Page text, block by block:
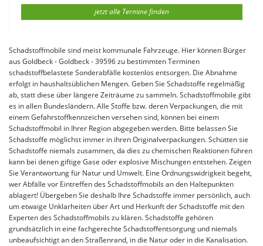
jetzt alle Termine finden
Schadstoffmobile sind meist kommunale Fahrzeuge. Hier können Bürger
aus Goldbeck - Goldbeck - 39596 zu bestimmten Terminen
schadstoffbelastete Sonderabfälle kostenlos entsorgen. Die Abnahme
erfolgt in haushaltsüblichen Mengen. Geben Sie Schadstoffe regelmäßig
ab, statt diese über längere Zeiträume zu sammeln. Schadstoffmobile gibt
es in allen Bundesländern. Alle Stoffe bzw. deren Verpackungen, die mit
einem Gefahrstoffkennzeichen versehen sind, können bei einem
Schadstoffmobil in Ihrer Region abgegeben werden. Bitte belassen Sie
Schadstoffe möglichst immer in ihren Originalverpackungen. Schütten sie
Schadstoffe niemals zusammen, da dies zu chemischen Reaktionen führen
kann bei denen giftige Gase oder explosive Mischungen entstehen. Zeigen
Sie Verantwortung für Natur und Umwelt. Eine Ordnungswidrigkeit begeht,
wer Abfälle vor Eintreffen des Schadstoffmobils an den Haltepunkten
ablagert! Übergeben Sie deshalb Ihre Schadstoffe immer persönlich, auch
um etwaige Unklarheiten über Art und Herkunft der Schadstoffe mit den
Experten des Schadstoffmobils zu klären. Schadstoffe gehören
grundsätzlich in eine fachgerechte Schadstoffentsorgung und niemals
unbeaufsichtigt an den Straßenrand, in die Natur oder in die Kanalisation.